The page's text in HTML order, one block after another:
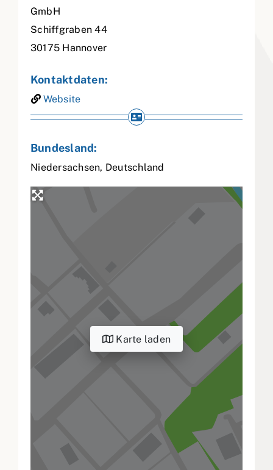
GmbH
Schiffgraben 44
30175 Hannover
Kontaktdaten:
Website
Bundesland:
Niedersachsen, Deutschland
Karte laden